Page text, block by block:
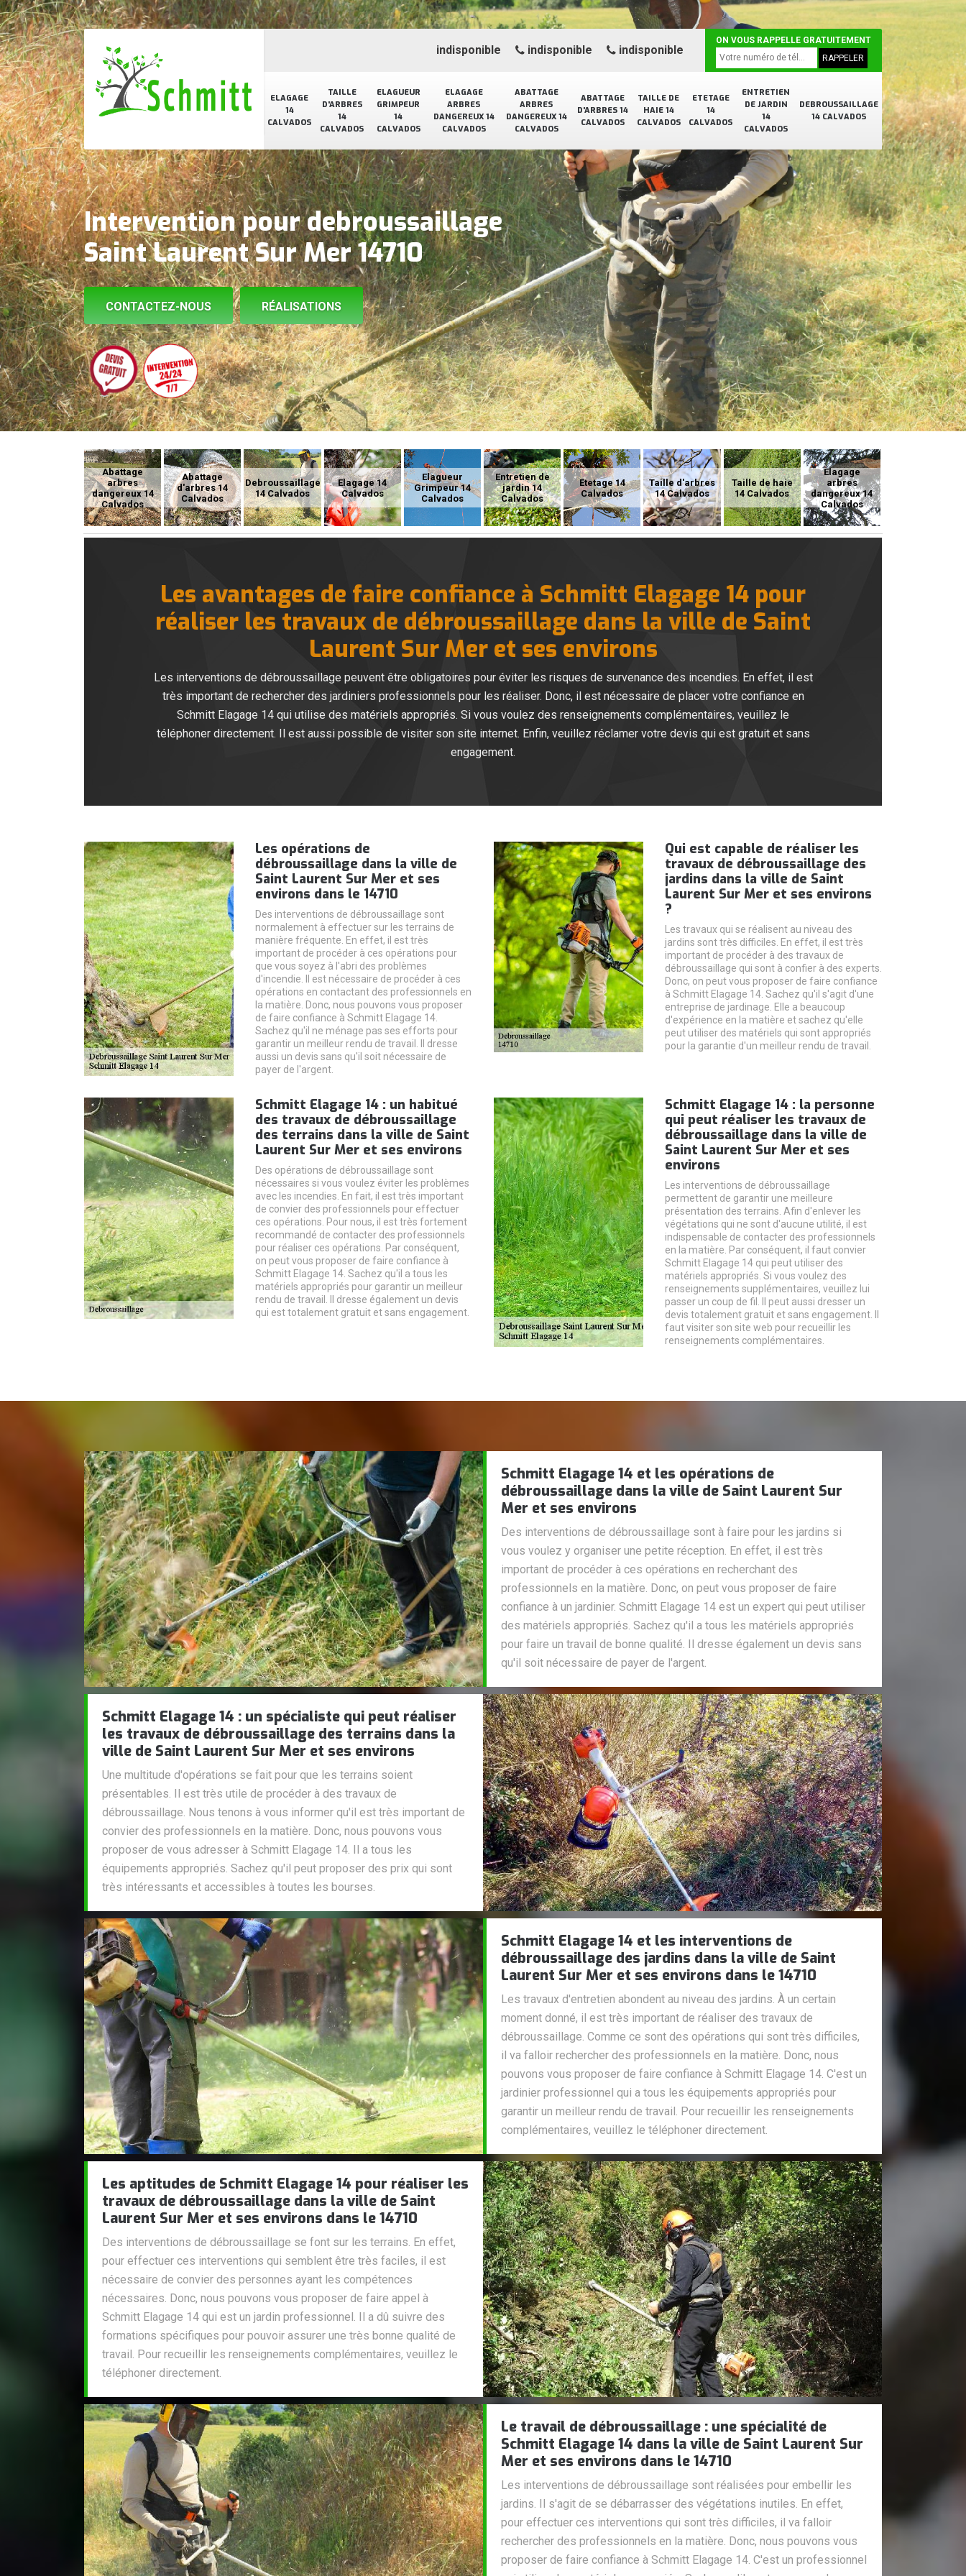
ELAGAGE
14
CALVADOS
TAILLE
D'ARBRES
14
CALVADOS
ELAGUEUR
GRIMPEUR
14
CALVADOS
ELAGAGE
ARBRES
DANGEREUX 14
CALVADOS
ABATTAGE
ARBRES
DANGEREUX 14
CALVADOS
ABATTAGE
D'ARBRES 14
CALVADOS
TAILLE DE
HAIE 14
CALVADOS
ETETAGE
14
CALVADOS
ENTRETIEN
DE JARDIN
14
CALVADOS
DEBROUSSAILLAGE
14 CALVADOS
indisponible indisponible indisponible
ON VOUS RAPPELLE GRATUITEMENT
Intervention pour debroussaillage
Saint Laurent Sur Mer 14710
CONTACTEZ-NOUS RÉALISATIONS
Abattage
arbres
dangereux 14
Calvados
Abattage
d'arbres 14
Calvados
Debroussaillage
14 Calvados
Elagage 14
Calvados
Elagueur
Grimpeur 14
Calvados
Entretien de
jardin 14
Calvados
Etetage 14
Calvados
Taille d'arbres
14 Calvados
Taille de haie
14 Calvados
Elagage
arbres
dangereux 14
Calvados
Les avantages de faire confiance à Schmitt Elagage 14 pour
réaliser les travaux de débroussaillage dans la ville de Saint
Laurent Sur Mer et ses environs
Les interventions de débroussaillage peuvent être obligatoires pour éviter les risques de survenance des incendies. En effet, il est
très important de rechercher des jardiniers professionnels pour les réaliser. Donc, il est nécessaire de placer votre confiance en
Schmitt Elagage 14 qui utilise des matériels appropriés. Si vous voulez des renseignements complémentaires, veuillez le
téléphoner directement. Il est aussi possible de visiter son site internet. Enfin, veuillez réclamer votre devis qui est gratuit et sans
engagement.
Les opérations de
débroussaillage dans la ville de
Saint Laurent Sur Mer et ses
environs dans le 14710
Des interventions de débroussaillage sont
normalement à effectuer sur les terrains de
manière fréquente. En effet, il est très
important de procéder à ces opérations pour
que vous soyez à l'abri des problèmes
d'incendie. Il est nécessaire de procéder à ces
opérations en contactant des professionnels en
la matière. Donc, nous pouvons vous proposer
de faire confiance à Schmitt Elagage 14.
Sachez qu'il ne ménage pas ses efforts pour
garantir un meilleur rendu de travail. Il dresse
aussi un devis sans qu'il soit nécessaire de
payer de l'argent.
Qui est capable de réaliser les
travaux de débroussaillage des
jardins dans la ville de Saint
Laurent Sur Mer et ses environs
?
Les travaux qui se réalisent au niveau des
jardins sont très difficiles. En effet, il est très
important de procéder à des travaux de
débroussaillage qui sont à confier à des experts.
Donc, on peut vous proposer de faire confiance
à Schmitt Elagage 14. Sachez qu'il s'agit d'une
entreprise de jardinage. Elle a beaucoup
d'expérience en la matière et sachez qu'elle
peut utiliser des matériels qui sont appropriés
pour la garantie d'un meilleur rendu de travail.
Schmitt Elagage 14 : un habitué
des travaux de débroussaillage
des terrains dans la ville de Saint
Laurent Sur Mer et ses environs
Des opérations de débroussaillage sont
nécessaires si vous voulez éviter les problèmes
avec les incendies. En fait, il est très important
de convier des professionnels pour effectuer
ces opérations. Pour nous, il est très fortement
recommandé de contacter des professionnels
pour réaliser ces opérations. Par conséquent,
on peut vous proposer de faire confiance à
Schmitt Elagage 14. Sachez qu'il a tous les
matériels appropriés pour garantir un meilleur
rendu de travail. Il dresse également un devis
qui est totalement gratuit et sans engagement.
Schmitt Elagage 14 : la personne
qui peut réaliser les travaux de
débroussaillage dans la ville de
Saint Laurent Sur Mer et ses
environs
Les interventions de débroussaillage
permettent de garantir une meilleure
présentation des terrains. Afin d'enlever les
végétations qui ne sont d'aucune utilité, il est
indispensable de contacter des professionnels
en la matière. Par conséquent, il faut convier
Schmitt Elagage 14 qui peut utiliser des
matériels appropriés. Si vous voulez des
renseignements supplémentaires, veuillez lui
passer un coup de fil. Il peut aussi dresser un
devis totalement gratuit et sans engagement. Il
faut visiter son site web pour recueillir les
renseignements complémentaires.
Schmitt Elagage 14 et les opérations de
débroussaillage dans la ville de Saint Laurent Sur
Mer et ses environs
Des interventions de débroussaillage sont à faire pour les jardins si
vous voulez y organiser une petite réception. En effet, il est très
important de procéder à ces opérations en recherchant des
professionnels en la matière. Donc, on peut vous proposer de faire
confiance à un jardinier. Schmitt Elagage 14 est un expert qui peut utiliser
des matériels appropriés. Sachez qu'il a tous les matériels appropriés
pour faire un travail de bonne qualité. Il dresse également un devis sans
qu'il soit nécessaire de payer de l'argent.
Schmitt Elagage 14 : un spécialiste qui peut réaliser
les travaux de débroussaillage des terrains dans la
ville de Saint Laurent Sur Mer et ses environs
Une multitude d'opérations se fait pour que les terrains soient
présentables. Il est très utile de procéder à des travaux de
débroussaillage. Nous tenons à vous informer qu'il est très important de
convier des professionnels en la matière. Donc, nous pouvons vous
proposer de vous adresser à Schmitt Elagage 14. Il a tous les
équipements appropriés. Sachez qu'il peut proposer des prix qui sont
très intéressants et accessibles à toutes les bourses.
Schmitt Elagage 14 et les interventions de
débroussaillage des jardins dans la ville de Saint
Laurent Sur Mer et ses environs dans le 14710
Les travaux d'entretien abondent au niveau des jardins. À un certain
moment donné, il est très important de réaliser des travaux de
débroussaillage. Comme ce sont des opérations qui sont très difficiles,
il va falloir rechercher des professionnels en la matière. Donc, nous
pouvons vous proposer de faire confiance à Schmitt Elagage 14. C'est un
jardinier professionnel qui a tous les équipements appropriés pour
garantir un meilleur rendu de travail. Pour recueillir les renseignements
complémentaires, veuillez le téléphoner directement.
Les aptitudes de Schmitt Elagage 14 pour réaliser les
travaux de débroussaillage dans la ville de Saint
Laurent Sur Mer et ses environs dans le 14710
Des interventions de débroussaillage se font sur les terrains. En effet,
pour effectuer ces interventions qui semblent être très faciles, il est
nécessaire de convier des personnes ayant les compétences
nécessaires. Donc, nous pouvons vous proposer de faire appel à
Schmitt Elagage 14 qui est un jardin professionnel. Il a dû suivre des
formations spécifiques pour pouvoir assurer une très bonne qualité de
travail. Pour recueillir les renseignements complémentaires, veuillez le
téléphoner directement.
Le travail de débroussaillage : une spécialité de
Schmitt Elagage 14 dans la ville de Saint Laurent Sur
Mer et ses environs dans le 14710
Les interventions de débroussaillage sont réalisées pour embellir les
jardins. Il s'agit de se débarrasser des végétations inutiles. En effet,
pour effectuer ces interventions qui sont très difficiles, il va falloir
rechercher des professionnels en la matière. Donc, nous pouvons vous
proposer de faire confiance à Schmitt Elagage 14. C'est un professionnel